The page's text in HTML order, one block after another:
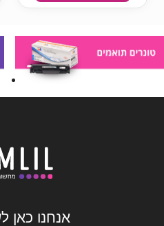
אנחנו כאן